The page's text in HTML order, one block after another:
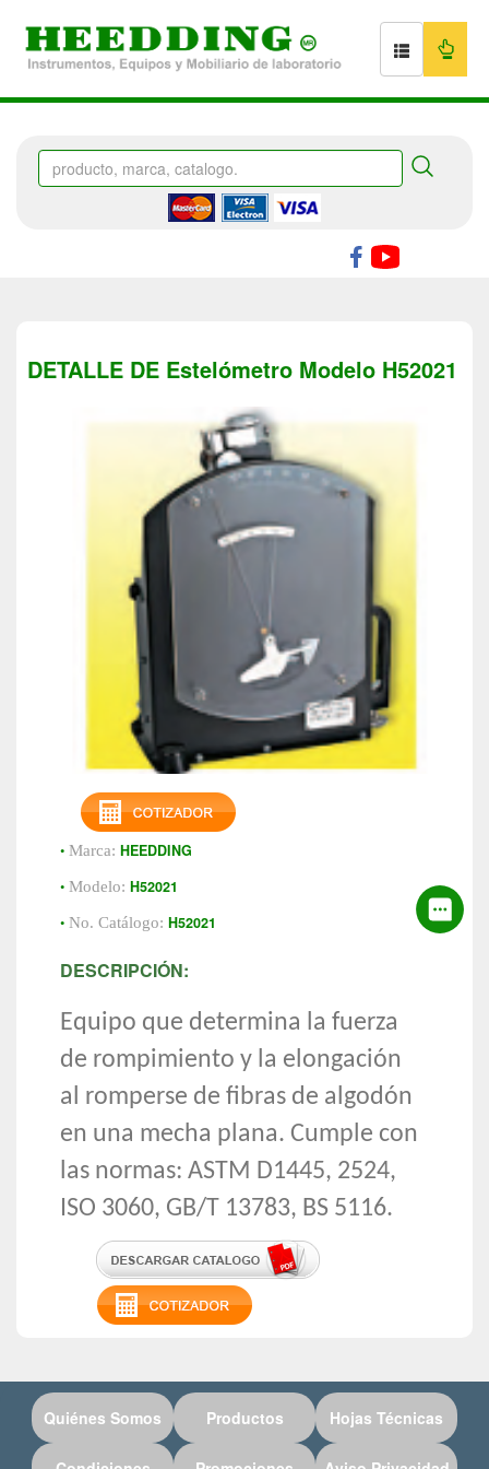
DETALLE DE Estelómetro Modelo H52021
• Marca: HEEDDING
• Modelo: H52021
• No. Catálogo: H52021
DESCRIPCIÓN:
Equipo que determina la fuerza
de rompimiento y la elongación
al romperse de fibras de algodón
en una mecha plana. Cumple con
las normas: ASTM D1445, 2524,
ISO 3060, GB/T 13783, BS 5116.
Quiénes Somos Productos Hojas Técnicas